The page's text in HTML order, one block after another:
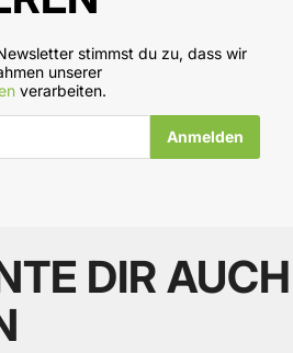
stimmst du zu, dass wir
unserer
verarbeiten.
DIR AUCH